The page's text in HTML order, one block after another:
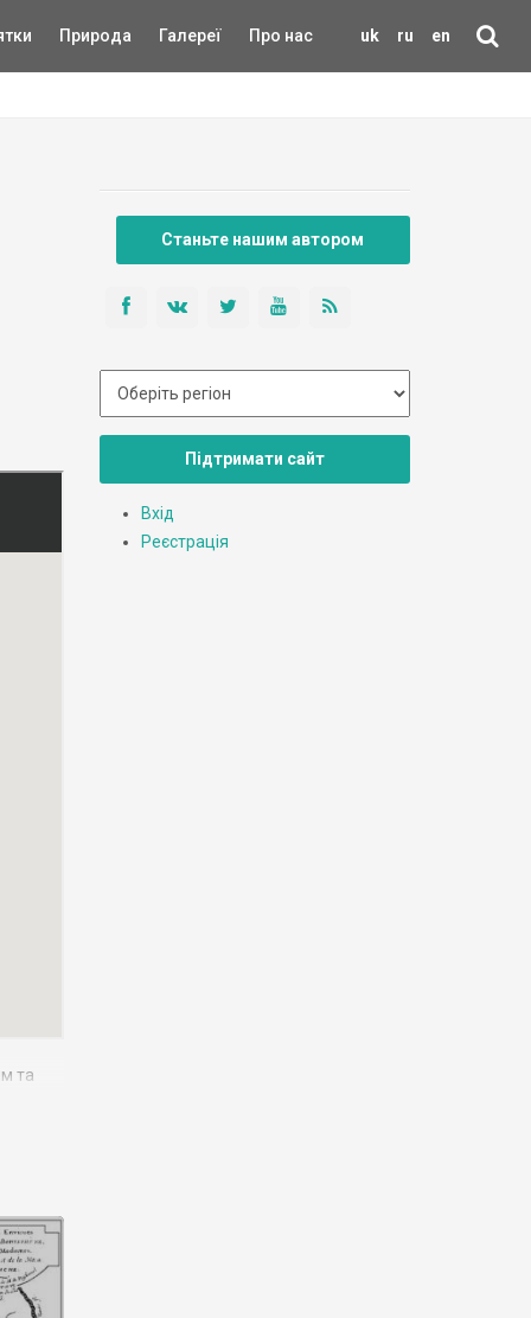
uk ru en
Природа Галереї Про нас
та
Станьте нашим автором
Підтримати сайт
Вхід
Реєстрація